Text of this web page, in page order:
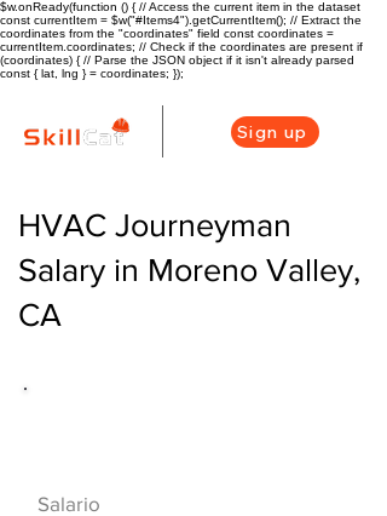
$w.onReady(function () { // Access the current item in the dataset
const currentItem = $w("#Items4").getCurrentItem(); // Extract the
coordinates from the "coordinates" field const coordinates =
currentItem.coordinates; // Check if the coordinates are present if
(coordinates) { // Parse the JSON object if it isn't already parsed
const { lat, lng } = coordinates; });
Sign up
HVAC Journeyman
Salary in Moreno Valley,
CA
Salario